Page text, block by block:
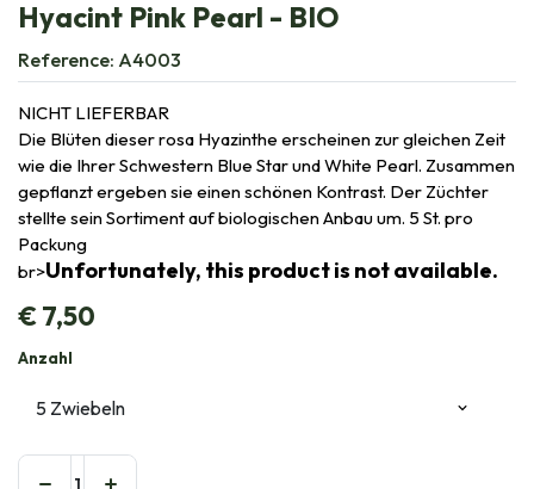
Hyacint Pink Pearl - BIO
Reference: A4003
NICHT LIEFERBAR
Die Blüten dieser rosa Hyazinthe erscheinen zur gleichen Zeit
wie die Ihrer Schwestern Blue Star und White Pearl. Zusammen
gepflanzt ergeben sie einen schönen Kontrast. Der Züchter
stellte sein Sortiment auf biologischen Anbau um. 5 St. pro
Packung
br>Unfortunately, this product is not available.
€7,50
Anzahl